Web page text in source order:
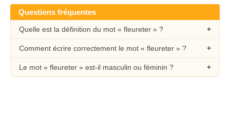
Questions fréquentes
Quelle est la définition du mot « fleureter » ?
Comment écrire correctement le mot « fleureter » ?
Le mot « fleureter » est-il masculin ou féminin ?